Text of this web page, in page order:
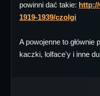
powinni dać takie:
1919-1939/czolgi
A powojenne to głównie
kaczki, lolface'y i inne